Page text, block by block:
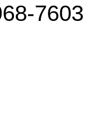
7603